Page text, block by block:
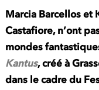
Marcia Barcellos et
Castafiore, n’ont
mondes
Kantus, créé à
dans le cadre du